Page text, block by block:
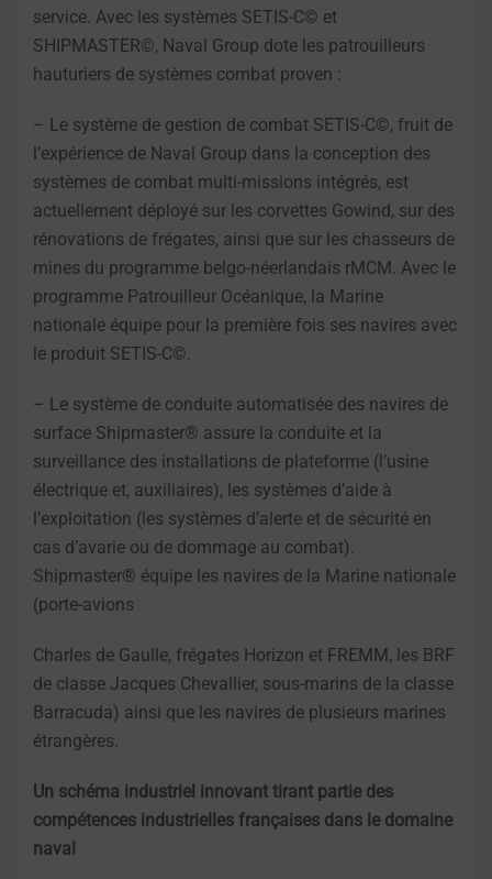
service. Avec les systèmes SETIS-C© et
SHIPMASTER©, Naval Group dote les patrouilleurs
hauturiers de systèmes combat proven :
– Le système de gestion de combat SETIS-C©, fruit de
l’expérience de Naval Group dans la conception des
systèmes de combat multi-missions intégrés, est
actuellement déployé sur les corvettes Gowind, sur des
rénovations de frégates, ainsi que sur les chasseurs de
mines du programme belgo-néerlandais rMCM. Avec le
programme Patrouilleur Océanique, la Marine
nationale équipe pour la première fois ses navires avec
le produit SETIS-C©.
– Le système de conduite automatisée des navires de
surface Shipmaster® assure la conduite et la
surveillance des installations de plateforme (l’usine
électrique et, auxiliaires), les systèmes d’aide à
l’exploitation (les systèmes d’alerte et de sécurité en
cas d’avarie ou de dommage au combat).
Shipmaster® équipe les navires de la Marine nationale
(porte-avions
Charles de Gaulle, frégates Horizon et FREMM, les BRF
de classe Jacques Chevallier, sous-marins de la classe
Barracuda) ainsi que les navires de plusieurs marines
étrangères.
Un schéma industriel innovant tirant partie des
compétences industrielles françaises dans le domaine
naval